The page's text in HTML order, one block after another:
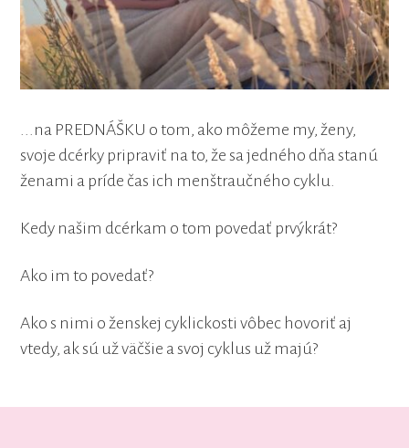
...na PREDNÁŠKU o tom, ako môžeme my, ženy,
svoje dcérky pripraviť na to, že sa jedného dňa stanú
ženami a príde čas ich menštraučného cyklu.
Kedy našim dcérkam o tom povedať prvýkrát?
Ako im to povedať?
Ako s nimi o ženskej cyklickosti vôbec hovoriť aj
vtedy, ak sú už väčšie a svoj cyklus už majú?